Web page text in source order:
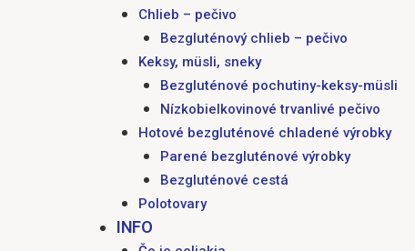
Chlieb – pečivo
Bezgluténový chlieb – pečivo
Keksy, müsli, sneky
Bezgluténové pochutiny-keksy-müsli
Nízkobielkovinové trvanlivé pečivo
Hotové bezgluténové chladené výrobky
Parené bezgluténové výrobky
Bezgluténové cestá
Polotovary
INFO